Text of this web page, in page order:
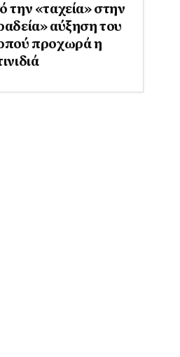
την «ταχεία» στην
αύξηση του
προχωρά η